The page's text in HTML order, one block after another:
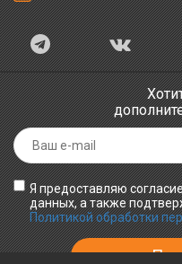
Я предоставляю
данных, а также
Политикой обработки